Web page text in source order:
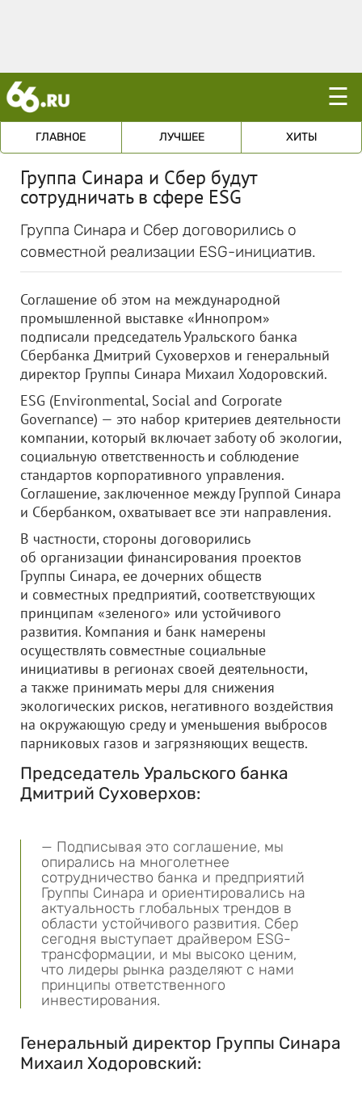
☰
ГЛАВНОЕ ЛУЧШЕЕ ХИТЫ
Группа Синара и Сбер будут
сотрудничать в сфере ESG
Группа Синара и Сбер договорились о
совместной реализации ESG-инициатив.
Соглашение об этом на международной
промышленной выставке «Иннопром»
подписали председатель Уральского банка
Сбербанка Дмитрий Суховерхов и генеральный
директор Группы Синара Михаил Ходоровский.
ESG (Environmental, Social and Corporate
Governance) — это набор критериев деятельности
компании, который включает заботу об экологии,
социальную ответственность и соблюдение
стандартов корпоративного управления.
Соглашение, заключенное между Группой Синара
и Сбербанком, охватывает все эти направления.
В частности, стороны договорились
об организации финансирования проектов
Группы Синара, ее дочерних обществ
и совместных предприятий, соответствующих
принципам «зеленого» или устойчивого
развития. Компания и банк намерены
осуществлять совместные социальные
инициативы в регионах своей деятельности,
а также принимать меры для снижения
экологических рисков, негативного воздействия
на окружающую среду и уменьшения выбросов
парниковых газов и загрязняющих веществ.
Председатель Уральского банка
Дмитрий Суховерхов:
— Подписывая это соглашение, мы
опирались на многолетнее
сотрудничество банка и предприятий
Группы Синара и ориентировались на
актуальность глобальных трендов в
области устойчивого развития. Сбер
сегодня выступает драйвером ESG-
трансформации, и мы высоко ценим,
что лидеры рынка разделяют с нами
принципы ответственного
инвестирования.
Генеральный директор Группы Синара
Михаил Ходоровский: